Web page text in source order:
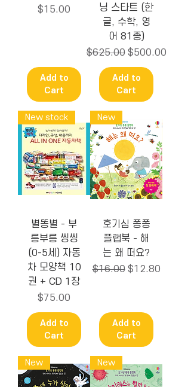
Price
$15.00
Add to
Cart
닝 스타트 (한
글, 수학, 영
어 81종)
Regular Price
$625.00 Sale Price
$500.00
Add to
Cart
New stock
별똥별 - 부
릉부릉 씽씽
(0-5세) 자동
차 모양책 10
권 + CD 1장
Price
$75.00
Add to
Cart
New
호기심 퐁퐁
플랩북 - 해
는 왜 떠요?
Regular Price
$16.00 Sale Price
$12.80
Add to
Cart
New New